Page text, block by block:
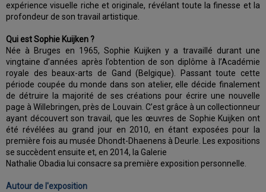
expérience visuelle riche et originale, révélant toute la finesse et la
profondeur de son travail artistique.
Qui est Sophie Kuijken ?
Née à Bruges en 1965, Sophie Kuijken y a travaillé durant une
vingtaine d’années après l’obtention de son diplôme à l’Académie
royale des beaux-arts de Gand (Belgique). Passant toute cette
période coupée du monde dans son atelier, elle décide finalement
de détruire la majorité de ses créations pour écrire une nouvelle
page à Willebringen, près de Louvain. C’est grâce à un collectionneur
ayant découvert son travail, que les œuvres de Sophie Kuijken ont
été révélées au grand jour en 2010, en étant exposées pour la
première fois au musée Dhondt-Dhaenens à Deurle. Les expositions
se succèdent ensuite et, en 2014, la Galerie
Nathalie Obadia lui consacre sa première exposition personnelle.
Autour de l'exposition